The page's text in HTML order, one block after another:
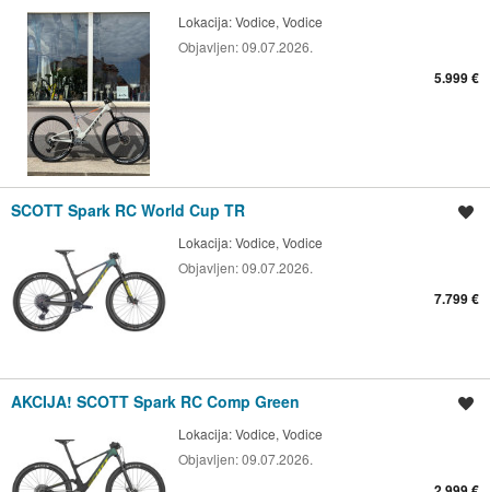
Lokacija:Vodice, Vodice
Objavljen:09.07.2026.
5.999 €
SCOTT Spark RC World Cup TR
Lokacija:Vodice, Vodice
Objavljen:09.07.2026.
7.799 €
AKCIJA! SCOTT Spark RC Comp Green
Lokacija:Vodice, Vodice
Objavljen:09.07.2026.